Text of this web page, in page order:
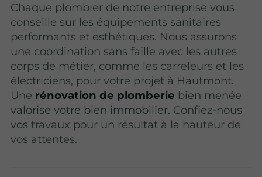
Chaque plombier de notre entreprise vous
conseille sur les équipements sanitaires
performants et esthétiques. Nous assurons
une coordination sans faille avec les autres
corps de métier, comme les carreleurs et les
électriciens, pour votre projet à Hautmont.
Une rénovation de plomberie bien menée
valorise votre bien immobilier. Confiez-nous
vos travaux pour un résultat à la hauteur de
vos attentes.